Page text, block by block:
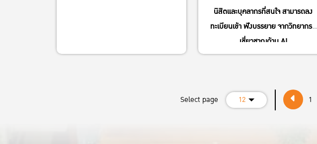
นิสิตและบุคลากรที่สนใจ สามารถลง
ทะเบียนเข้า ฟังบรรยาย จากวิทยากรผู้
เชี่ยวชาญด้าน AI
Select page 12 1